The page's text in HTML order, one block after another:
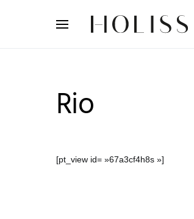
Rio
[pt_view id= »67a3cf4h8s »]